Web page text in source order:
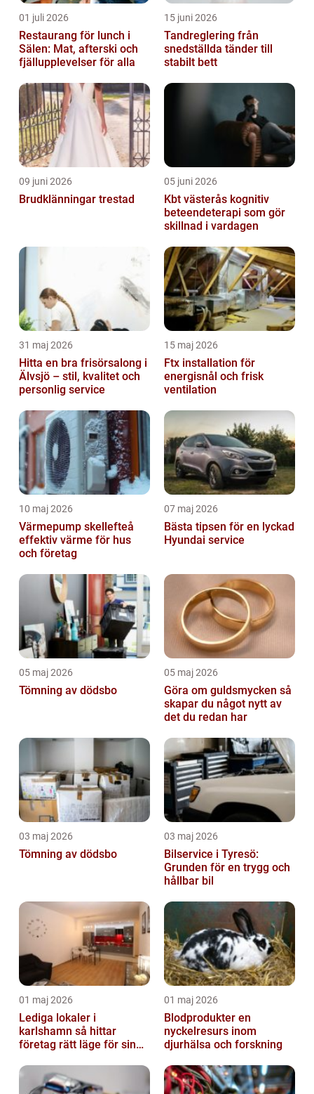
01 juli 2026
Restaurang för lunch i
Sälen: Mat, afterski och
fjällupplevelser för alla
15 juni 2026
Tandreglering från
snedställda tänder till
stabilt bett
09 juni 2026
Brudklänningar trestad
05 juni 2026
Kbt västerås kognitiv
beteendeterapi som gör
skillnad i vardagen
31 maj 2026
Hitta en bra frisörsalong i
Älvsjö – stil, kvalitet och
personlig service
15 maj 2026
Ftx installation för
energisnål och frisk
ventilation
10 maj 2026
Värmepump skellefteå
effektiv värme för hus
och företag
07 maj 2026
Bästa tipsen för en lyckad
Hyundai service
05 maj 2026
Tömning av dödsbo
05 maj 2026
Göra om guldsmycken så
skapar du något nytt av
det du redan har
03 maj 2026
Tömning av dödsbo
03 maj 2026
Bilservice i Tyresö:
Grunden för en trygg och
hållbar bil
01 maj 2026
Lediga lokaler i
karlshamn så hittar
företag rätt läge för sin
01 maj 2026
Blodprodukter en
nyckelresurs inom
djurhälsa och forskning